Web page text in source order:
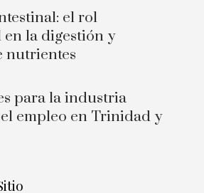
el rol
la digestión y
nutrientes
para la industria
empleo en Trinidad y